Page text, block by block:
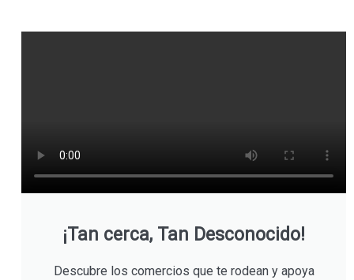
¡Tan cerca, Tan Desconocido!
Descubre los comercios que te rodean y apoya